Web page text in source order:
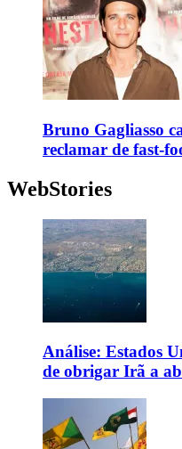
Bruno Gagliasso
reclamar de fast-
WebStories
Análise: Estados
de obrigar Irã a